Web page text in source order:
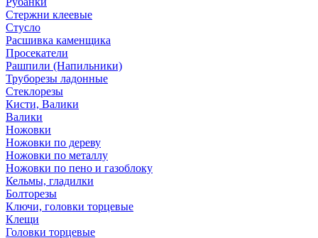
Стержни клеевые
Стусло
Расшивка каменщика
Просекатели
Рашпили (Напильники)
Труборезы ладонные
Стеклорезы
Кисти, Валики
Валики
Ножовки
Ножовки по дереву
Ножовки по металлу
Ножовки по пено и газоблоку
Кельмы, гладилки
Болторезы
Ключи, головки торцевые
Клещи
Головки торцевые